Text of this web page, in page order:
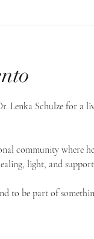
Lenka Schulze for a
community where
light, and
to be part of